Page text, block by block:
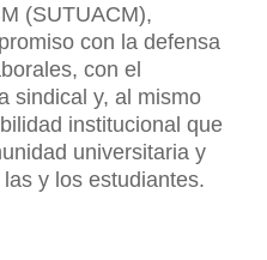
(SUTUACM),
con la defensa
con el
sindical y, al mismo
institucional que
universitaria y
y los estudiantes.